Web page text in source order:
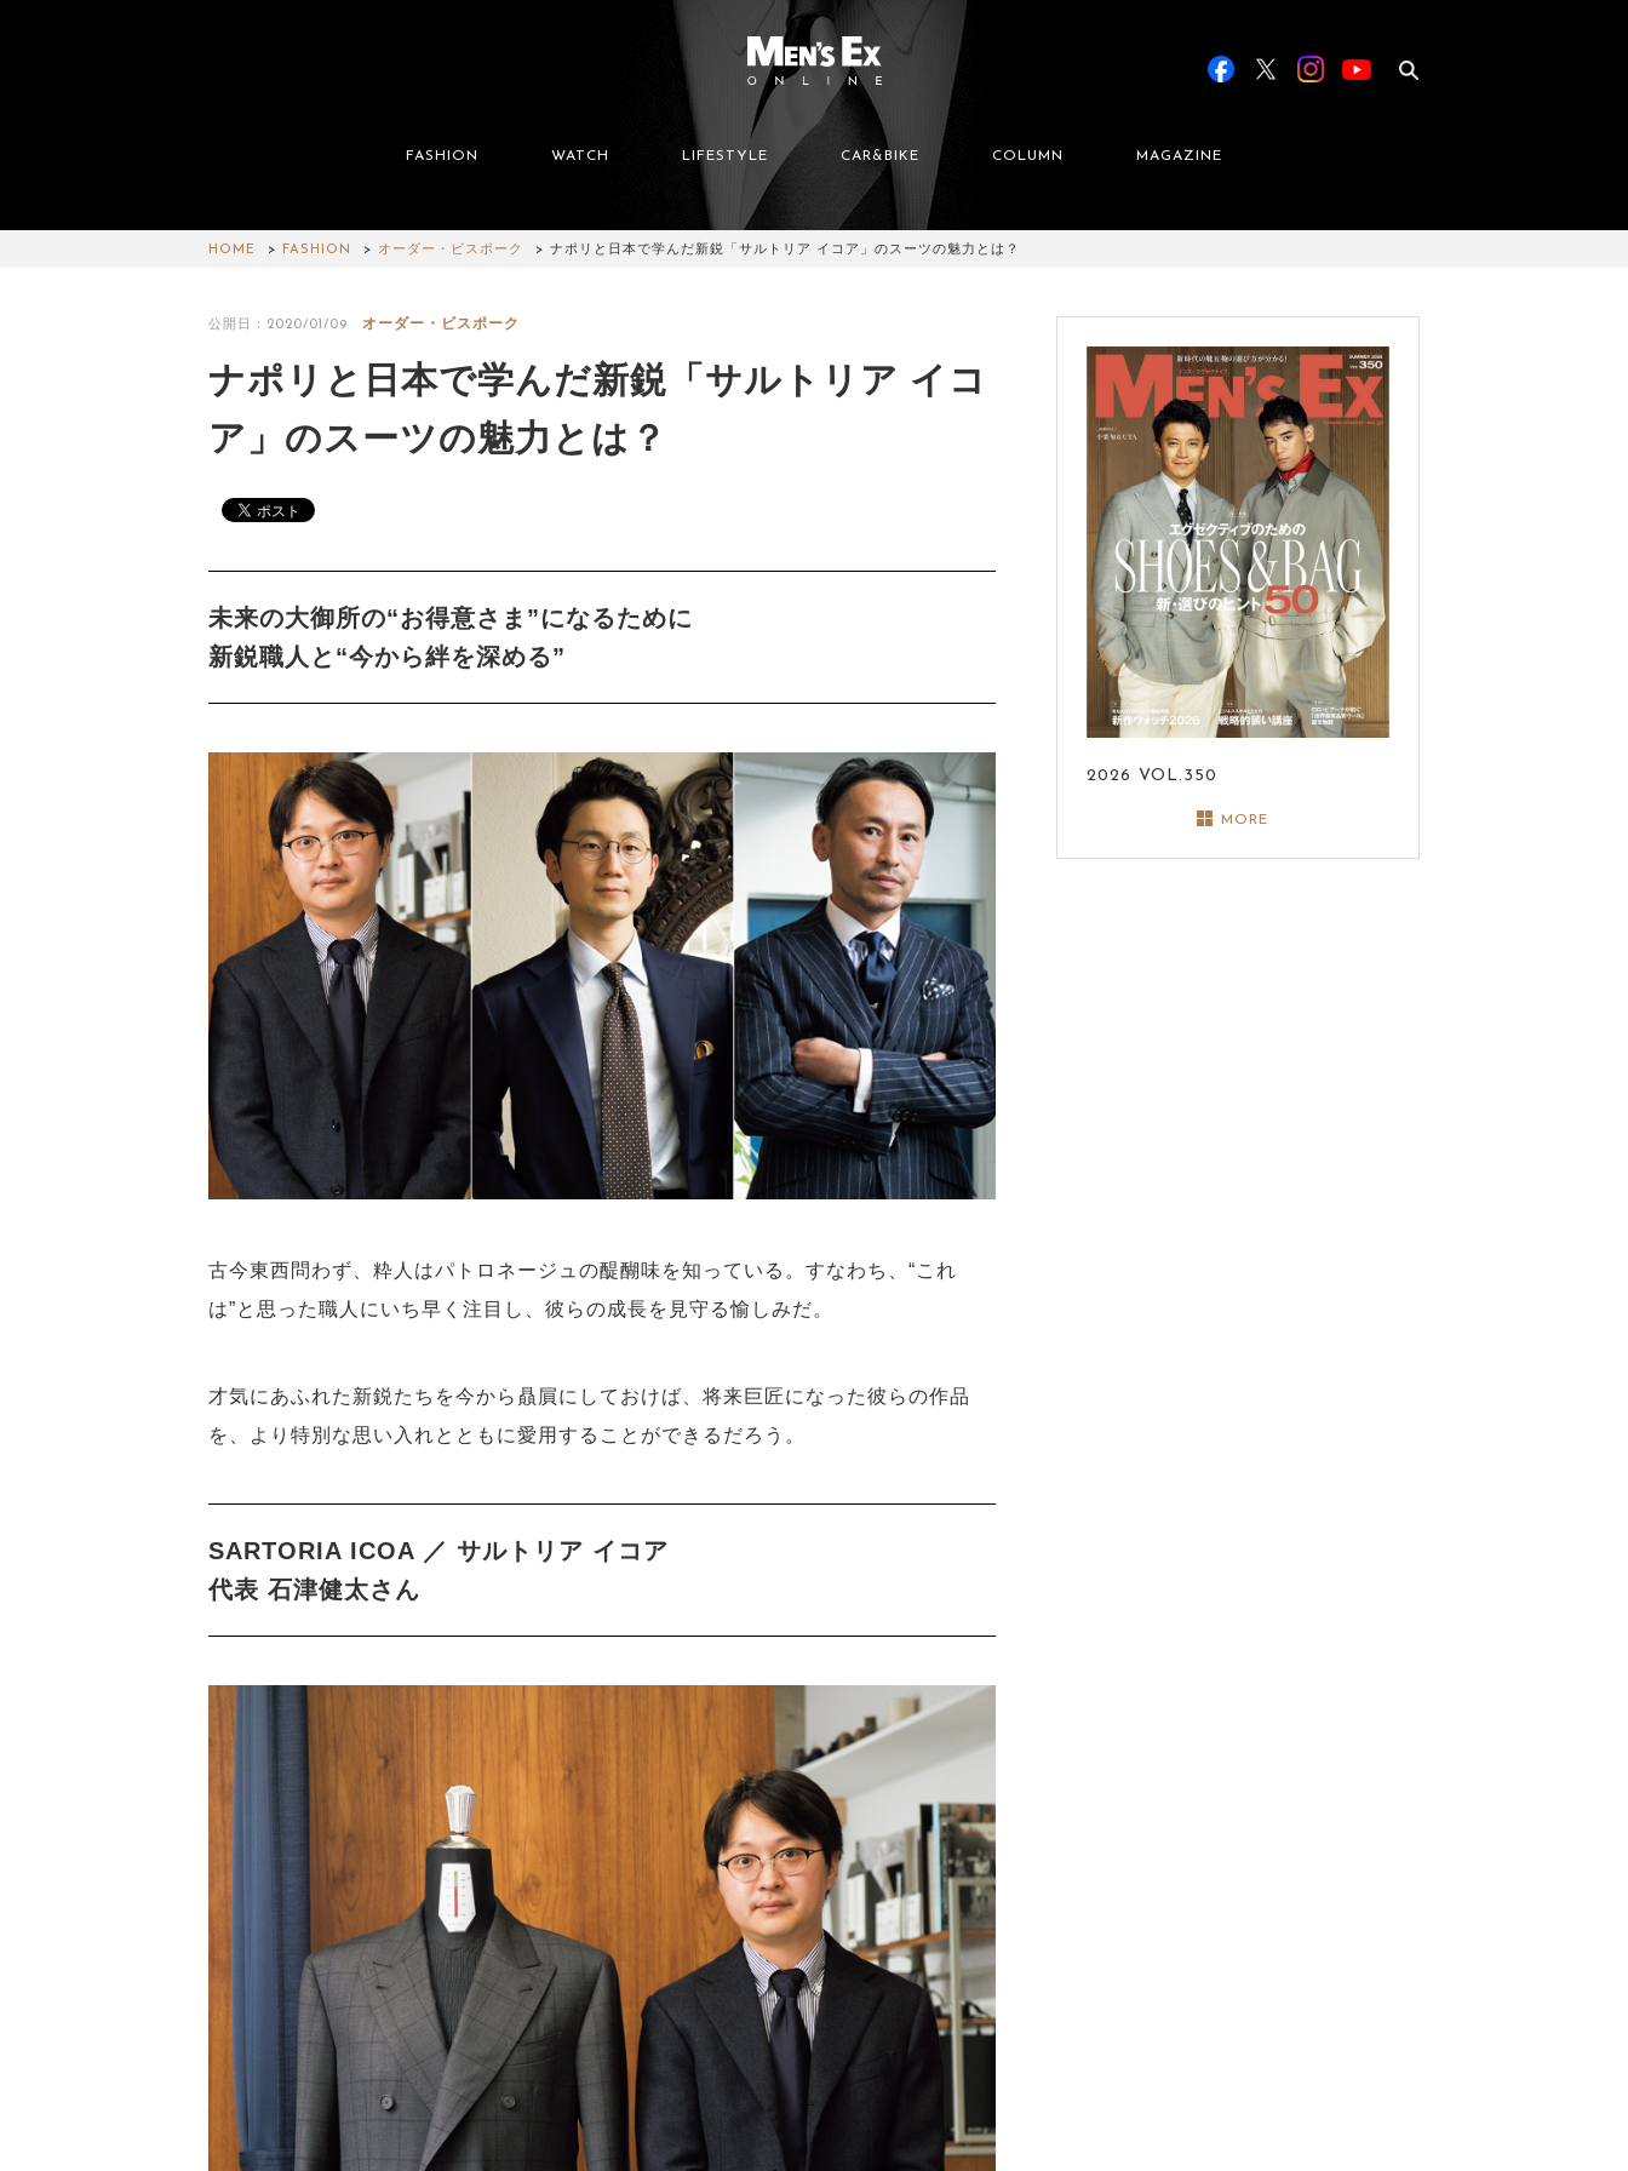
FASHION WATCH LIFESTYLE CAR&BIKE COLUMN MAGAZINE
HOME FASHION オーダー・ビスポーク ナポリと日本で学んだ新鋭「サルトリア イコア」のスーツの魅力とは？
公開日：2020/01/09 オーダー・ビスポーク
ナポリと日本で学んだ新鋭「サルトリア イコ
ア」のスーツの魅力とは？
未来の大御所の“お得意さま”になるために
新鋭職人と“今から絆を深める”
古今東西問わず、粋人はパトロネージュの醍醐味を知っている。すなわち、“これ
は”と思った職人にいち早く注目し、彼らの成長を見守る愉しみだ。
才気にあふれた新鋭たちを今から贔屓にしておけば、将来巨匠になった彼らの作品
を、より特別な思い入れとともに愛用することができるだろう。
SARTORIA ICOA ／ サルトリア イコア
代表 石津健太さん
2026 VOL.350
MORE